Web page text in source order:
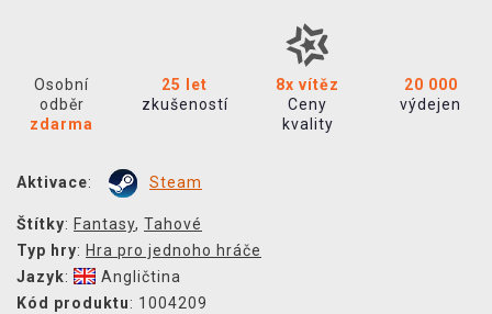
Osobní
odběr
zdarma
25 let
zkušeností
8x vítěz
Ceny
kvality
20 000
výdejen
Aktivace: Steam
Štítky: Fantasy, Tahové
Typ hry: Hra pro jednoho hráče
Jazyk:
Angličtina
Kód produktu: 1004209